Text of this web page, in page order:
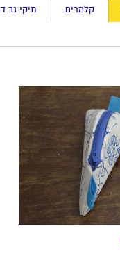
קלמרים תיקי גב